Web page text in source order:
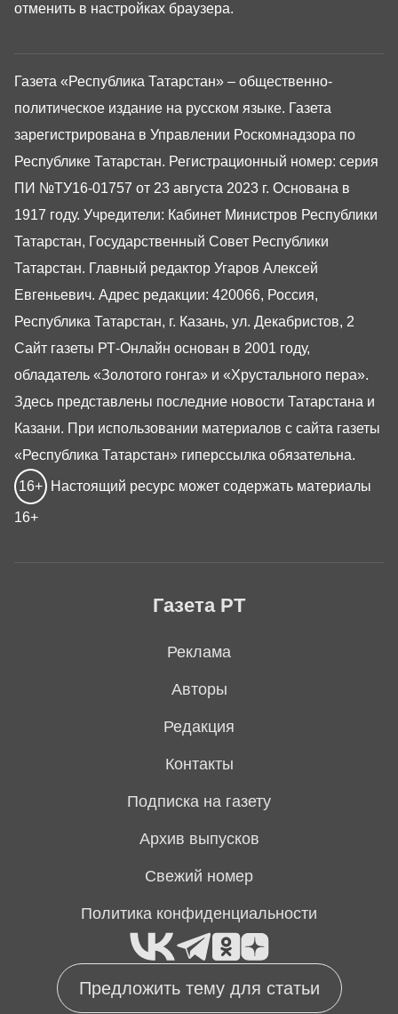
Предложить тему для статьи
Газета РТ
Реклама
Авторы
Редакция
Контакты
Подписка на газету
Архив выпусков
Свежий номер
Политика конфиденциальности
Газета «Республика Татарстан» – общественно-
политическое издание на русском языке. Газета
зарегистрирована в Управлении Роскомнадзора по
Республике Татарстан. Регистрационный номер: серия
ПИ №ТУ16-01757 от 23 августа 2023 г. Основана в
1917 году. Учредители: Кабинет Министров Республики
Татарстан, Государственный Совет Республики
Татарстан. Главный редактор Угаров Алексей
Евгеньевич. Адрес редакции: 420066, Россия,
Республика Татарстан, г. Казань, ул. Декабристов, 2
Сайт газеты РТ-Онлайн основан в 2001 году,
обладатель «Золотого гонга» и «Хрустального пера».
Здесь представлены последние новости Татарстана и
Казани. При использовании материалов с сайта газеты
«Республика Татарстан» гиперссылка обязательна.
16+ Настоящий ресурс может содержать материалы
16+
отменить в настройках браузера.